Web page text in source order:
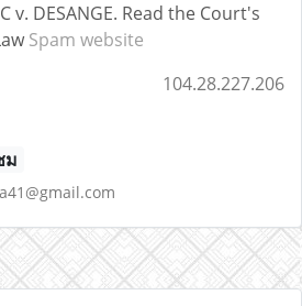
v. DESANGE. Read the Court's
Spam website
104.28.227.206
ม